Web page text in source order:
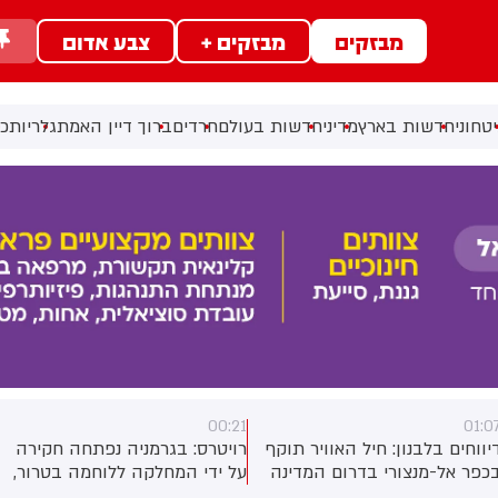
מבזקים מבזקים + צבע אדום
חדשות בארץמדיניחדשות בעולםחרדיםברוך דיין האמתגלריות
בגרמניה נפתחה חקירה
ידי המחלקה ללוחמה בטרור,
05.08.26 | 23:55
‏רגע לפני ההשקה, יולי אדלשטיין
וגלעד ארדן ניסו לצרף את משה